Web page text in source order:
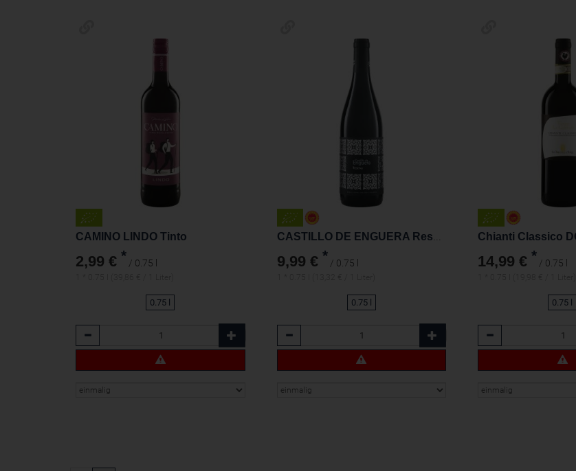
CAMINO LINDO Tinto
2,99 € * / 0.75 l
0.75 l
9,99 € * / 0.75 l
0.75 l
14,99 € * / 0.75 l
0.75 l